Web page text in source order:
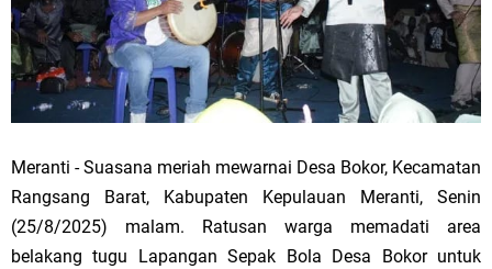
Meranti - Suasana meriah mewarnai Desa Bokor, Kecamatan
Rangsang Barat, Kabupaten Kepulauan Meranti, Senin
(25/8/2025) malam. Ratusan warga memadati area
belakang tugu Lapangan Sepak Bola Desa Bokor untuk